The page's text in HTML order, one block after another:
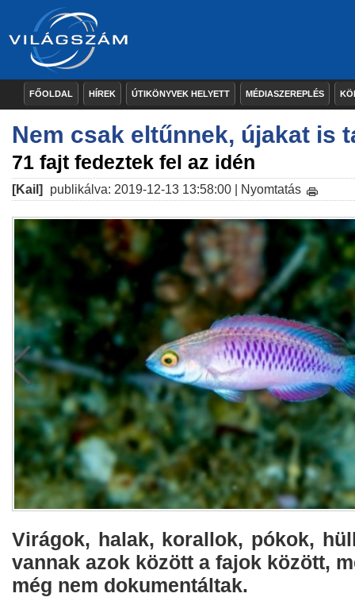
FŐOLDAL HÍREK ÚTIKÖNYVEK HELYETT MÉDIASZEREPLÉS
Nem csak eltűnnek, újakat is
71 fajt fedeztek fel az idén
[Kail] publikálva: 2019-12-13 13:58:00 | Nyomtatás
Virágok, halak, korallok, pókok,
vannak azok között a fajok között,
még nem dokumentáltak.